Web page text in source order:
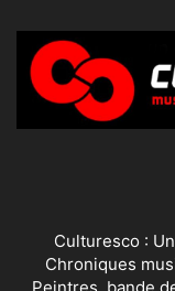
Culturesco :
Chroniques